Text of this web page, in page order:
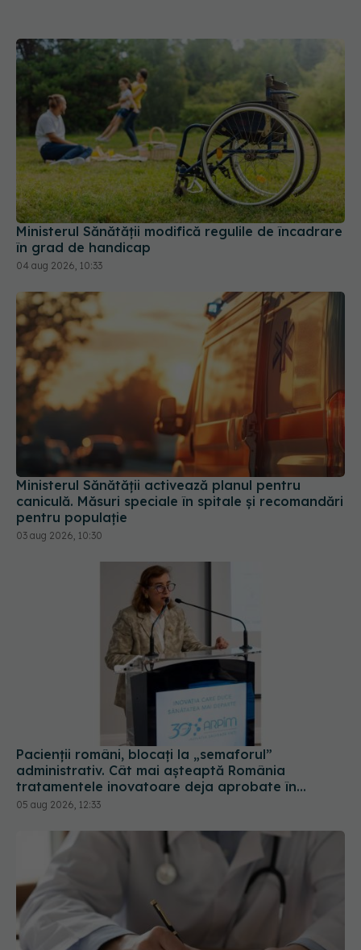
Ministerul Sănătății modifică regulile de încadrare
în grad de handicap
04 aug 2026, 10:33
Ministerul Sănătății activează planul pentru
caniculă. Măsuri speciale în spitale și recomandări
pentru populație
03 aug 2026, 10:30
Pacienții români, blocați la „semaforul”
administrativ. Cât mai așteaptă România
tratamentele inovatoare deja aprobate în
Europa
05 aug 2026, 12:33